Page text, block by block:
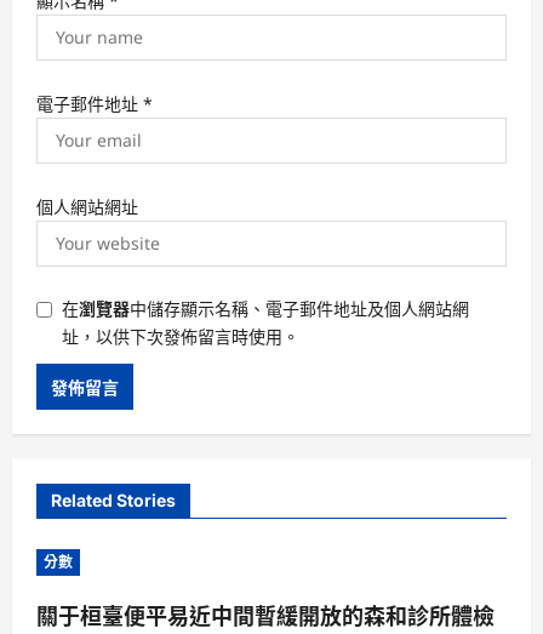
電子郵件地址 *
個人網站網址
在瀏覽器中儲存顯示名稱、電子郵件地址及個人網站網
址，以供下次發佈留言時使用。
Related Stories
分數
關于桓臺便平易近中間暫緩開放的森和診所體檢